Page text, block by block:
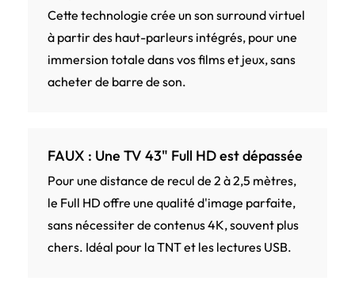
Cette technologie crée un son surround virtuel
à partir des haut-parleurs intégrés, pour une
immersion totale dans vos films et jeux, sans
acheter de barre de son.
FAUX : Une TV 43" Full HD est dépassée
Pour une distance de recul de 2 à 2,5 mètres,
le Full HD offre une qualité d'image parfaite,
sans nécessiter de contenus 4K, souvent plus
chers. Idéal pour la TNT et les lectures USB.